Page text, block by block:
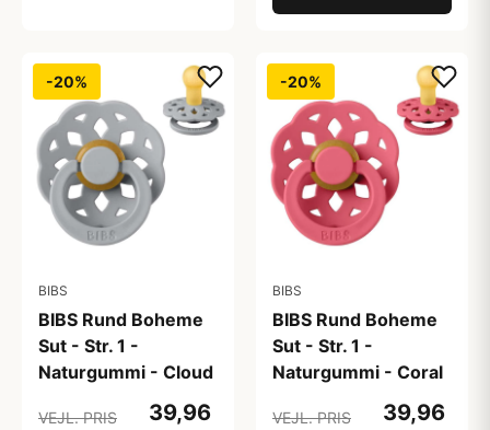
-20%
BIBS
BIBS Rund Boheme
Sut - Str. 1 -
Naturgummi - Cloud
VEJL. PRIS
39,96
-20%
BIBS
BIBS Rund Boheme
Sut - Str. 1 -
Naturgummi - Coral
VEJL. PRIS
39,96